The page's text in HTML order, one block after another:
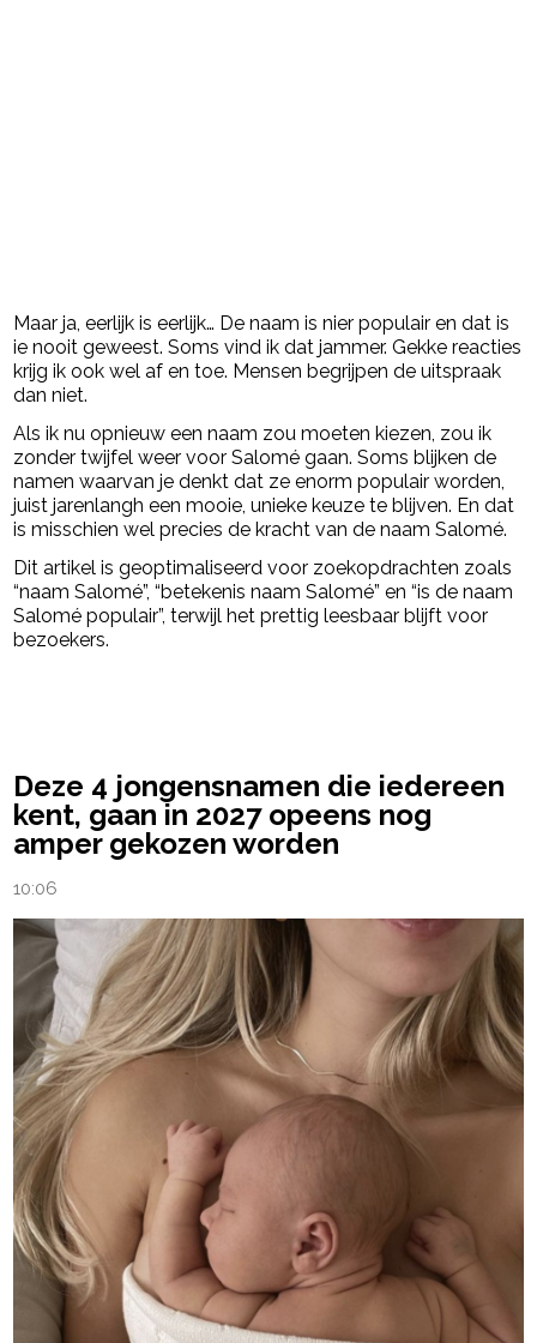
Maar ja, eerlijk is eerlijk… De naam is nier populair en dat is
ie nooit geweest. Soms vind ik dat jammer. Gekke reacties
krijg ik ook wel af en toe. Mensen begrijpen de uitspraak
dan niet.
Als ik nu opnieuw een naam zou moeten kiezen, zou ik
zonder twijfel weer voor Salomé gaan. Soms blijken de
namen waarvan je denkt dat ze enorm populair worden,
juist jarenlangh een mooie, unieke keuze te blijven. En dat
is misschien wel precies de kracht van de naam Salomé.
Dit artikel is geoptimaliseerd voor zoekopdrachten zoals
“naam Salomé”, “betekenis naam Salomé” en “is de naam
Salomé populair”, terwijl het prettig leesbaar blijft voor
bezoekers.
Deze 4 jongensnamen die iedereen
kent, gaan in 2027 opeens nog
amper gekozen worden
10:06